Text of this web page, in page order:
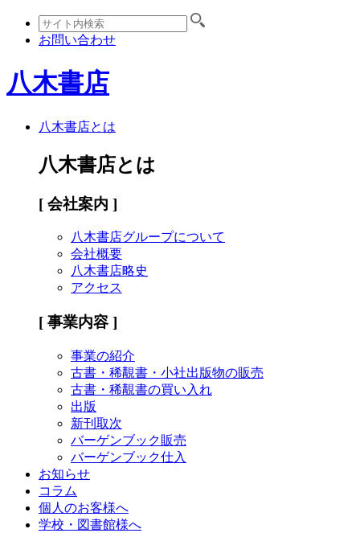
お問い合わせ
八木書店
八木書店とは
八木書店とは
[ 会社案内 ]
八木書店グループについて
会社概要
八木書店略史
アクセス
[ 事業内容 ]
事業の紹介
古書・稀覯書・小社出版物の販売
古書・稀覯書の買い入れ
出版
新刊取次
バーゲンブック販売
バーゲンブック仕入
お知らせ
コラム
個人のお客様へ
学校・図書館様へ